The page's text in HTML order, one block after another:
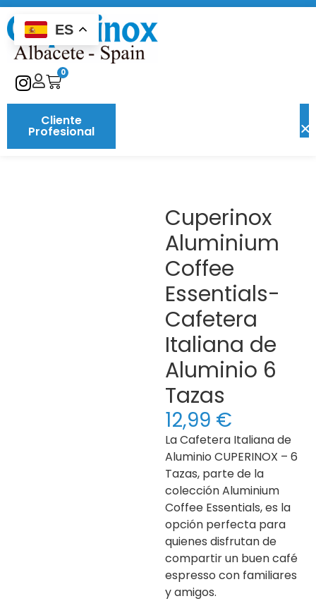
Cliente
Profesional
0
Cuperinox
Aluminium
Coffee
Essentials-
Cafetera
Italiana de
Aluminio 6
Tazas
12,99 €
La Cafetera Italiana de
Aluminio CUPERINOX – 6
Tazas, parte de la
colección Aluminium
Coffee Essentials, es la
opción perfecta para
quienes disfrutan de
compartir un buen café
espresso con familiares
y amigos.
ES